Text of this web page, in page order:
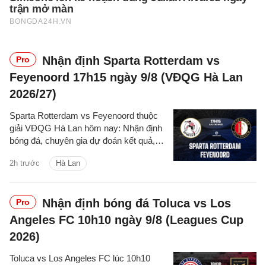
Pro
Nhận định Sparta Rotterdam vs
Feyenoord 17h15 ngày 9/8 (VĐQG Hà Lan
2026/27)
2h trước Hà Lan
Sparta Rotterdam vs Feyenoord thuộc
giải VĐQG Hà Lan hôm nay: Nhận định
bóng đá, chuyên gia dự đoán kết quả,
Pro
Nhận định bóng đá Toluca vs Los
Angeles FC 10h10 ngày 9/8 (Leagues Cup
2026)
Toluca vs Los Angeles FC lúc 10h10